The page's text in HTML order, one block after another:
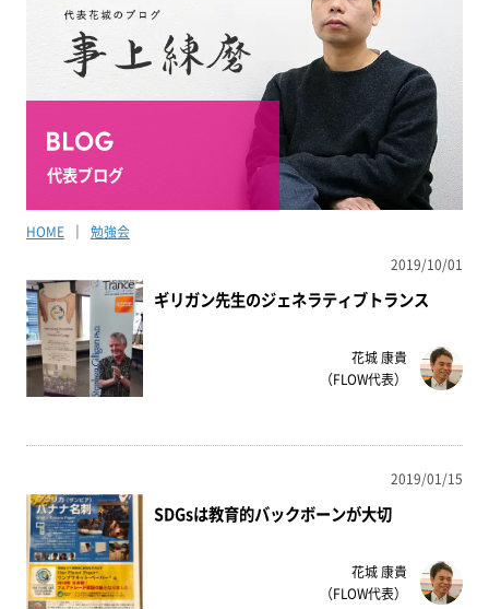
代表ブログ
HOME
勉強会
2019/10/01
ギリガン先生のジェネラティブトランス
花城 康貴
（FLOW代表）
2019/01/15
SDGsは教育的バックボーンが大切
花城 康貴
（FLOW代表）